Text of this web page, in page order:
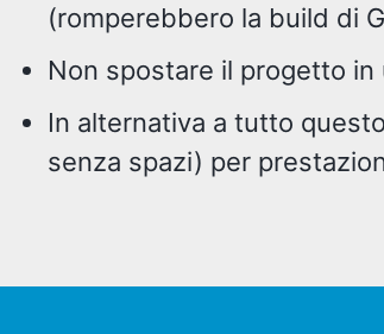
(romperebbero la build di
Non spostare il progetto
In alternativa a tutto
senza spazi) per